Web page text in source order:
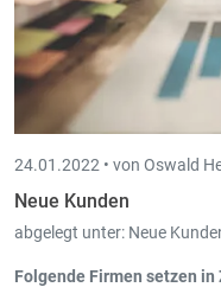
24.01.2022 • von Oswald
Neue Kunden
abgelegt unter: Neue
Folgende Firmen setzen